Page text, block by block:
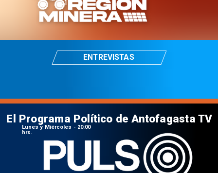
ENTREVISTAS
El Programa Político de Antofagasta TV
Lunes y Miércoles - 20:00
hrs.